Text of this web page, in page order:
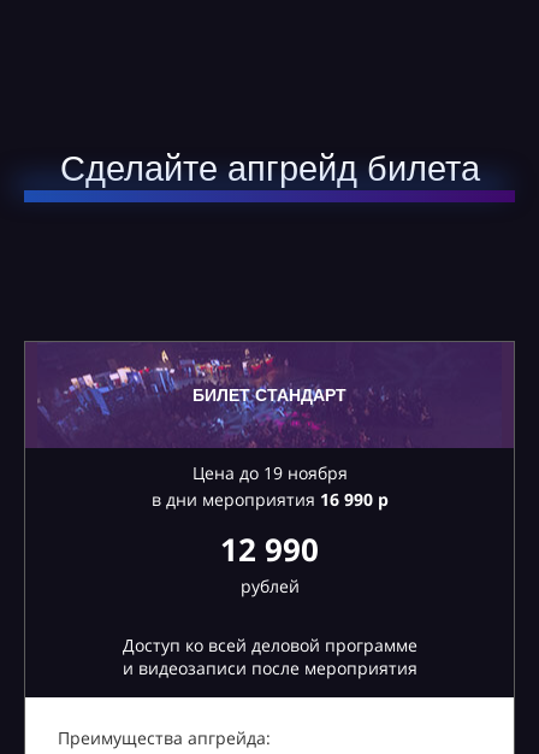
Сделайте апгрейд билета
БИЛЕТ СТАНДАРТ
Цена до 19 ноября
в дни мероприятия 16990 р
12 990
рублей
Доступ ко всей деловой программе
и видеозаписи после мероприятия
Преимущества апгрейда: